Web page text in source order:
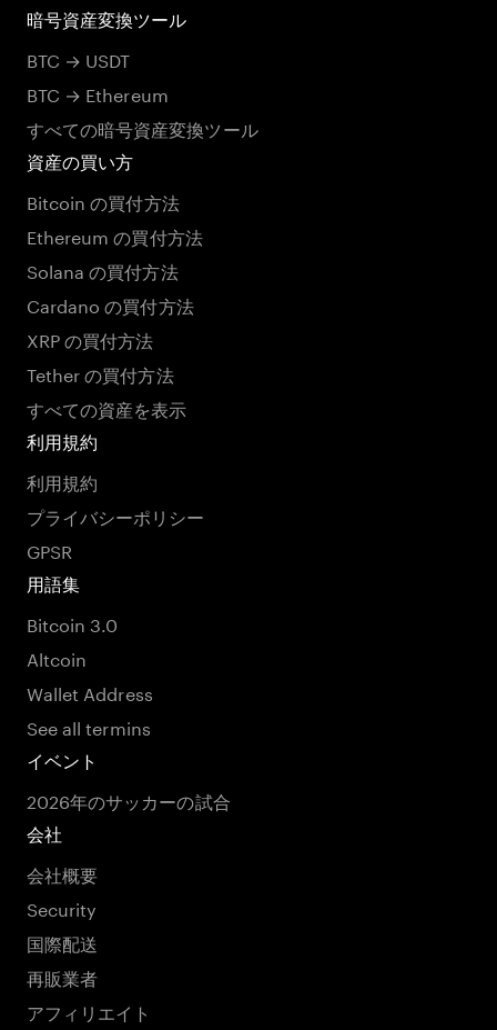
暗号資産変換ツール
BTC → USDT
BTC → Ethereum
すべての暗号資産変換ツール
資産の買い方
Bitcoin の買付方法
Ethereum の買付方法
Solana の買付方法
Cardano の買付方法
XRP の買付方法
Tether の買付方法
すべての資産を表示
利用規約
利用規約
プライバシーポリシー
GPSR
用語集
Bitcoin 3.0
Altcoin
Wallet Address
See all termins
イベント
2026年のサッカーの試合
会社
会社概要
Security
国際配送
再販業者
アフィリエイト